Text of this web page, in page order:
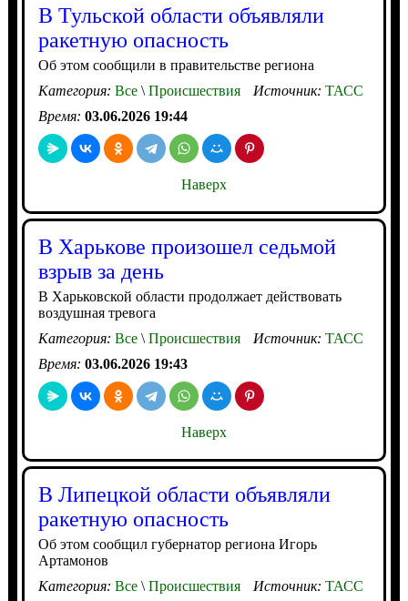
В Тульской области объявляли
ракетную опасность
Об этом сообщили в правительстве региона
Категория: Все\Происшествия Источник: ТАСС
Время: 03.06.2026 19:44
Наверх
В Харькове произошел седьмой
взрыв за день
В Харьковской области продолжает действовать
воздушная тревога
Категория: Все\Происшествия Источник: ТАСС
Время: 03.06.2026 19:43
Наверх
В Липецкой области объявляли
ракетную опасность
Об этом сообщил губернатор региона Игорь
Артамонов
Категория: Все\Происшествия Источник: ТАСС